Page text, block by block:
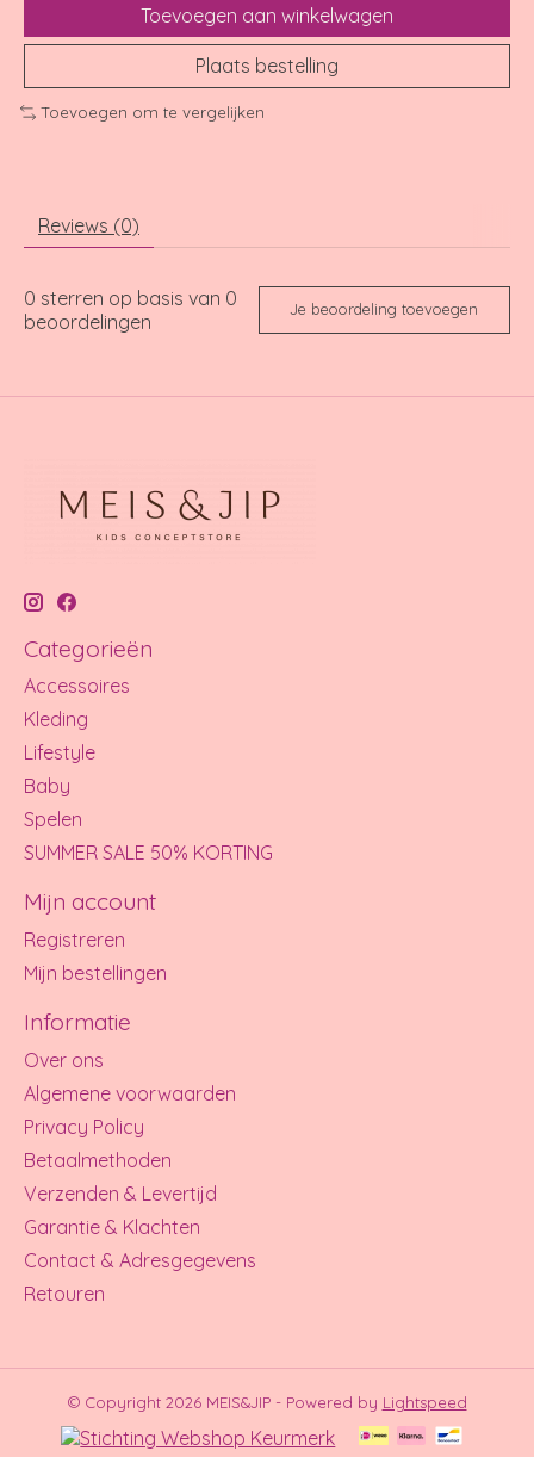
Toevoegen aan winkelwagen
Plaats bestelling
Toevoegen om te vergelijken
Reviews (0)
0 sterren op basis van 0
beoordelingen
Je beoordeling toevoegen
Categorieën
Accessoires
Kleding
Lifestyle
Baby
Spelen
SUMMER SALE 50% KORTING
Mijn account
Registreren
Mijn bestellingen
Informatie
Over ons
Algemene voorwaarden
Privacy Policy
Betaalmethoden
Verzenden & Levertijd
Garantie & Klachten
Contact & Adresgegevens
Retouren
© Copyright 2026 MEIS&JIP - Powered by Lightspeed